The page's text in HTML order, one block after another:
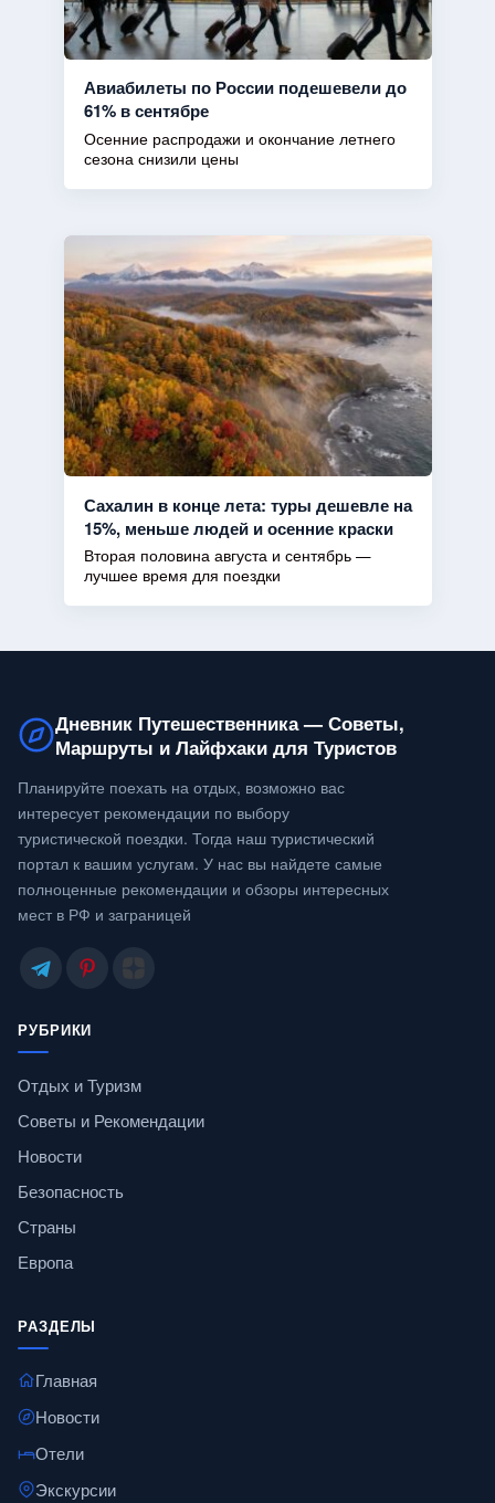
Авиабилеты по России подешевели до
61% в сентябре
Осенние распродажи и окончание летнего
сезона снизили цены
Сахалин в конце лета: туры дешевле на
15%, меньше людей и осенние краски
Вторая половина августа и сентябрь —
лучшее время для поездки
Дневник Путешественника — Советы,
Маршруты и Лайфхаки для Туристов
Планируйте поехать на отдых, возможно вас
интересует рекомендации по выбору
туристической поездки. Тогда наш туристический
портал к вашим услугам. У нас вы найдете самые
полноценные рекомендации и обзоры интересных
мест в РФ и заграницей
РУБРИКИ
Отдых и Туризм
Советы и Рекомендации
Новости
Безопасность
Страны
Европа
РАЗДЕЛЫ
Главная
Новости
Отели
Экскурсии